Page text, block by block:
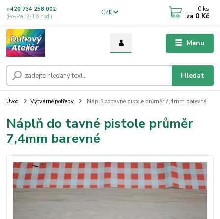
Menu
CZK
Hledat
+420 734 258 002
(Po-Pá, 9-16 hod.)
0 ks
za 0 Kč
Úvod Výtvarné potřeby Náplň do tavné pistole průměr 7,4mm barevné
Náplň do tavné pistole průměr
7,4mm barevné